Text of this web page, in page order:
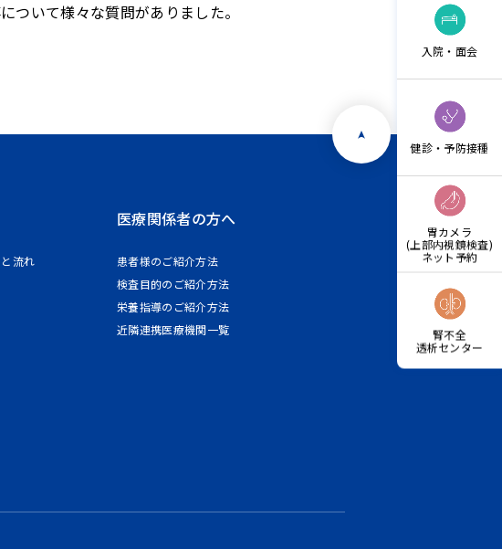
入院・面会
健診・予防接種
胃カメラ
(上部内視鏡検査)
ネット予約
腎不全
透析センター
ついて様々な質問がありました。
流れ
医療関係者の方へ
患者様のご紹介方法
検査目的のご紹介方法
栄養指導のご紹介方法
近隣連携医療機関一覧